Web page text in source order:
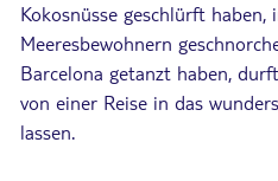
Kokosnüsse geschlürft
Meeresbewohnern
Barcelona getanzt haben,
von einer Reise in das
lassen.